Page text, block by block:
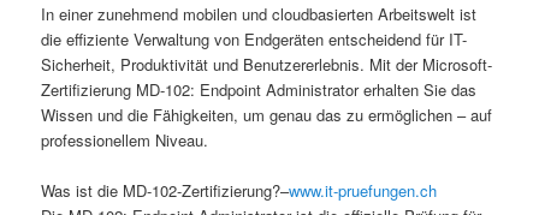
In einer zunehmend mobilen und cloudbasierten Arbeitswelt ist
die effiziente Verwaltung von Endgeräten entscheidend für IT-
Sicherheit, Produktivität und Benutzererlebnis. Mit der Microsoft-
Zertifizierung MD-102: Endpoint Administrator erhalten Sie das
Wissen und die Fähigkeiten, um genau das zu ermöglichen – auf
professionellem Niveau.
Was ist die MD-102-Zertifizierung?–www.it-pruefungen.ch